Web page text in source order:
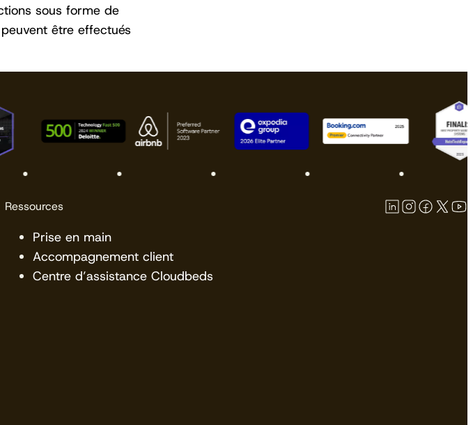
sous forme de
être effectués
Ressources
Prise en main
Accompagnement client
Centre d’assistance Cloudbeds